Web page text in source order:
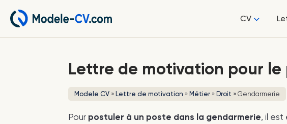
CV
Lettre de motivation pour le
Modele CV » Lettre de motivation » Métier » Droit »Gendarmerie
Pour postuler à un poste dans la gendarmerie, il